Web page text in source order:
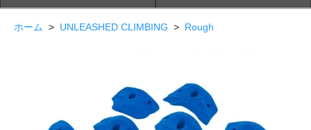
ホーム > UNLEASHED CLIMBING > Rough